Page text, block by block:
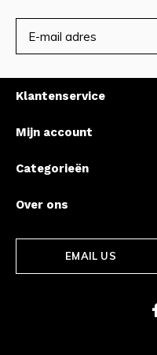
Klantenservice
Mijn account
Categorieën
Over ons
EMAIL US